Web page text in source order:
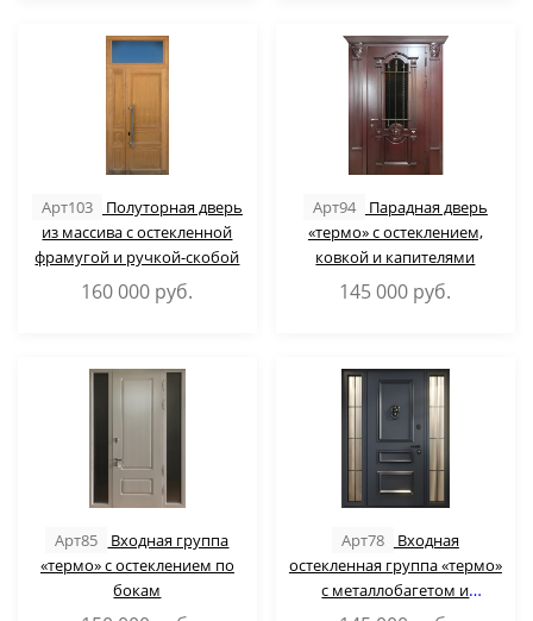
Арт103
Полуторная дверь
из массива с остекленной
фрамугой и ручкой-скобой
160 000 руб.
Арт94
Парадная дверь
«термо» с остеклением,
ковкой и капителями
145 000 руб.
Арт85
Входная группа
«термо» с остеклением по
бокам
Арт78
Входная
остекленная группа «термо»
с металлобагетом и
кнокером + скрытые петли